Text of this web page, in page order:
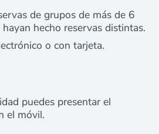
de grupos de más de 6
hecho reservas distintas.
o con tarjeta.
puedes presentar el
el móvil.